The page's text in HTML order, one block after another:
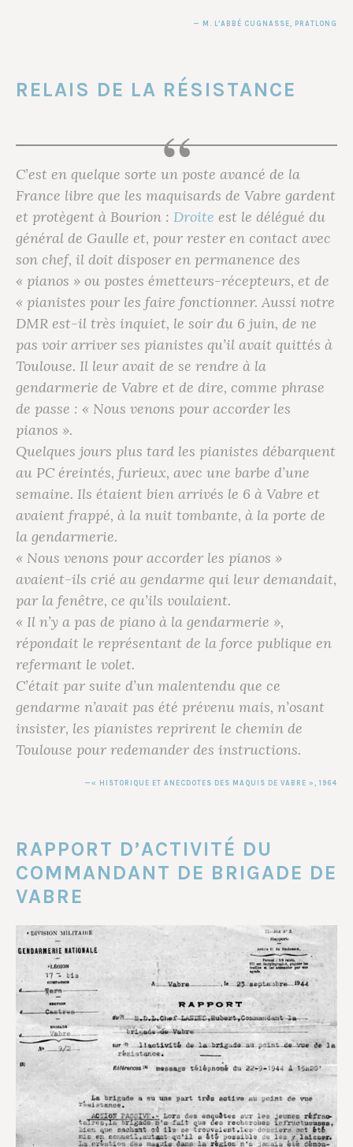
M. L’ABBÉ CUGNASSE , PRATLONG
RELAIS DE LA RÉSISTANCE
C’est en quelque sorte un poste avancé de la
France libre que les maquisards de Vabre gardent
et protègent à Bourion : Droite est le délégué du
général de Gaulle et, pour rester en contact avec
son chef, il doit disposer en permanence des
« pianos » ou postes émetteurs-récepteurs, et de
« pianistes pour les faire fonctionner. Aussi notre
DMR est-il très inquiet, le soir du 6 juin, de ne
pas voir arriver ses pianistes qu’il avait quittés à
Toulouse. Il leur avait de se rendre à la
gendarmerie de Vabre et de dire, comme phrase
de passe : « Nous venons pour accorder les
pianos ».
Quelques jours plus tard les pianistes débarquent
au PC éreintés, furieux, avec une barbe d’une
semaine. Ils étaient bien arrivés le 6 à Vabre et
avaient frappé, à la nuit tombante, à la porte de
la gendarmerie.
« Nous venons pour accorder les pianos »
avaient-ils crié au gendarme qui leur demandait,
par la fenêtre, ce qu’ils voulaient.
« Il n’y a pas de piano à la gendarmerie »,
répondait le représentant de la force publique en
refermant le volet.
C’était par suite d’un malentendu que ce
gendarme n’avait pas été prévenu mais, n’osant
insister, les pianistes reprirent le chemin de
Toulouse pour redemander des instructions.
« HISTORIQUE ET ANECDOTES DES MAQUIS DE VABRE », 1964
RAPPORT D’ACTIVITÉ DU
COMMANDANT DE BRIGADE DE
VABRE